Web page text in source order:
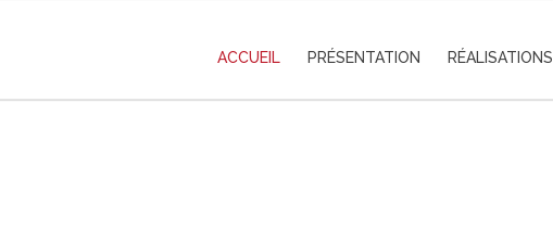
ACCUEIL PRÉSENTATION RÉALISATIONS